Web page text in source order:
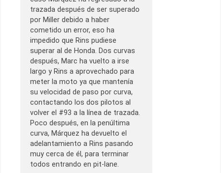
trazada después de ser superado
por Miller debido a haber
cometido un error, eso ha
impedido que Rins pudiese
superar al de Honda. Dos curvas
después, Marc ha vuelto a irse
largo y Rins a aprovechado para
meter la moto ya que mantenía
su velocidad de paso por curva,
contactando los dos pilotos al
volver el #93 a la línea de trazada.
Poco después, en la penúltima
curva, Márquez ha devuelto el
adelantamiento a Rins pasando
muy cerca de él, para terminar
todos entrando en pit-lane.